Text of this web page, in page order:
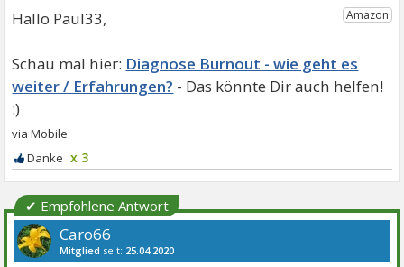
Hallo Paul33,
Diagnose Burnout - wie geht es
weiter / Erfahrungen?
x 3
✔ Empfohlene Antwort
Caro66
Mitglied seit: 25.04.2020